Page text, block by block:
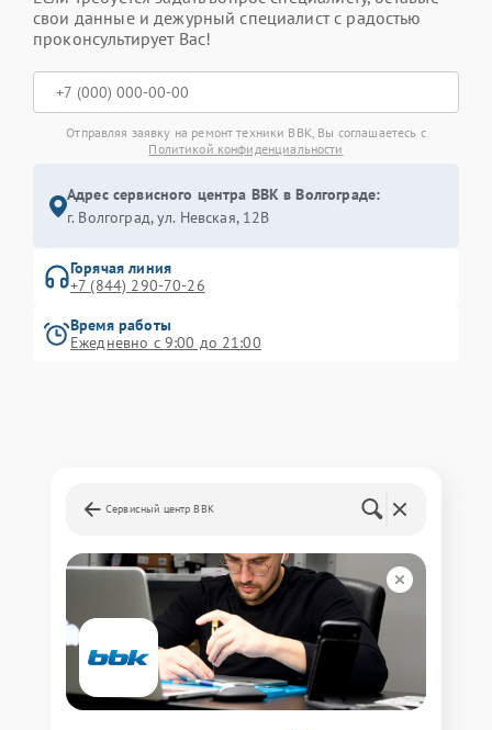
свои данные и дежурный специалист с радостью
проконсультирует Вас!
Отправляя заявку на ремонт техники BBK, Вы соглашаетесь с
Политикой конфиденциальности
Адрес сервисного центра BBK в Волгограде:
г. Волгоград, ул. Невская, 12В
Горячая линия
+7 (844) 290-70-26
Время работы
Ежедневно с 9:00 до 21:00
Сервисный центр BBK